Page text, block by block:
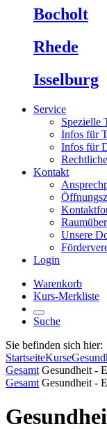
Bocholt
Rhede
Isselburg
Service
Spezielle
Infos für
Infos für
Kontakt
Unsere
Login
Warenkorb
Kurs-Merkliste
Suche
Sie befinden sich hier:
StartseiteKurse
Gesamt Gesundheit -
Gesamt Gesundheit -